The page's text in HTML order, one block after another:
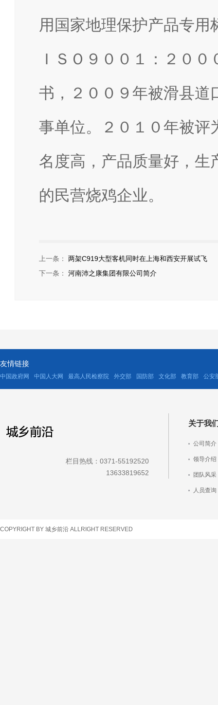
用国家地理保护产品专用
ＩＳＯ９００１：２０
书，２００９年被滑县道
事单位。２０１０年被评
名度高，产品质量好，生
的民营烧鸡企业。
上一条： 两架C919大型客机同时在上海和西安开展试飞
下一条： 河南沛之康集团有限公司简介
友情链接
中国政府网 中国人大网 最高人民检察院 外交部 国防部 文化部 教育部 公安
栏目热线：0371-55192520
13633819652
关于我
公司简介
领导介绍
团队风采
人员查询
COPYRIGHT BY 城乡前沿 ALLRIGHT RESERVED